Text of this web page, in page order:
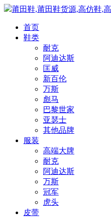
莆田鞋,莆田鞋货源,高仿鞋,
首页
鞋类
耐克
阿迪达斯
匡威
新百伦
万斯
彪马
巴黎世家
亚瑟士
其他品牌
服装
高端大牌
耐克
阿迪达斯
万斯
冠军
虎头
皮带